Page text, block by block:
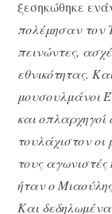
ξεσηκώθηκε
πολέμησαν τον
πεινώντες,
εθνικότητας.
μουσουλμάνοι
και
τουλάχιστον
τους
ήταν ο
Και